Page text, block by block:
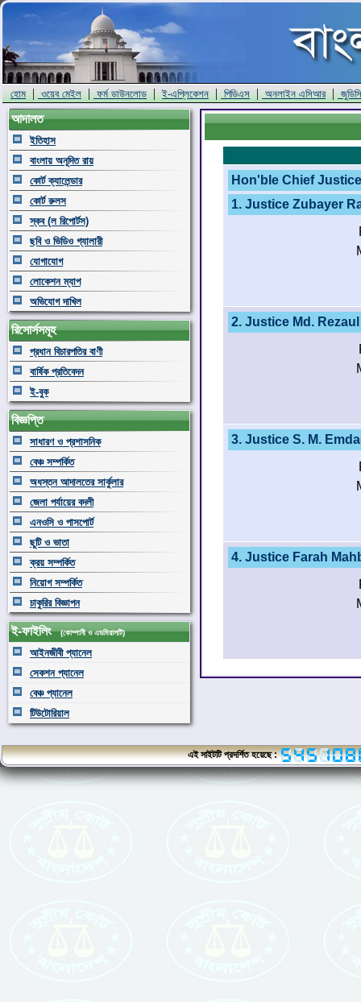
হোম | ওয়েব মেইল | ফর্ম ডাউনলোড |ই-এপ্লিকেশন | পিডিএস | অনলাইন এসিআর |
আদালত
ইতিহাস
বাংলায় অনূদিত রায়
কোর্ট ক্যালেন্ডার
কোর্ট রুলস
স্কব (ল রিপোর্টস)
ছবি ও ভিডিও গ্যালারী
যোগাযোগ
লোকেশন ম্যাপ
অভিযোগ দাখিল
রিসোর্সসমূহ
প্রধান বিচারপতির বাণী
বার্ষিক প্রতিবেদন
ই-বুক
বিজ্ঞপ্তি
সাধারণ ও প্রশাসনিক
বেঞ্চ সম্পর্কিত
অধস্তন আদালতের সার্কুলার
জেলা পর্যায়ের বদলী
এনওসি ও পাসপোর্ট
ছুটি ও ভাতা
ক্রয় সম্পর্কিত
নিয়োগ সম্পর্কিত
চাকুরির বিজ্ঞাপন
ই-ফাইলিং (কোম্পানী ও এডমিরালটি)
আইনজীবী প্যানেল
সেকশন প্যানেল
বেঞ্চ প্যানেল
টিউটোরিয়াল
Hon'ble Chief Justice
1. Justice Zubayer
2. Justice Md.
3. Justice S. M.
4. Justice Farah
এই সাইটটি প্রদর্শিত হয়েছে :